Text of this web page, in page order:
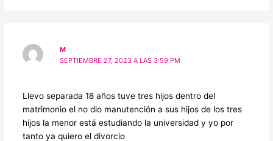
M
SEPTIEMBRE 27, 2023 A LAS 3:59 PM
Llevo separada 18 años tuve tres hijos dentro del
matrimonio el no dio manutención a sus hijos de los tres
hijos la menor está estudiando la universidad y yo por
tanto ya quiero el divorcio